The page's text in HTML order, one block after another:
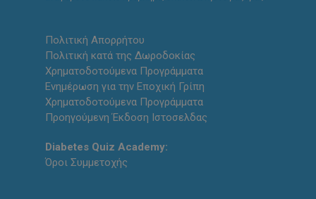
Πολιτική Απορρήτου
Πολιτική κατά της Δωροδοκίας
Χρηματοδοτούμενα Προγράμματα
Ενημέρωση για την Εποχική Γρίπη
Χρηματοδοτούμενα Προγράμματα
Προηγούμενη Έκδοση Ιστοσελδας
Diabetes Quiz Academy:
Όροι Συμμετοχής